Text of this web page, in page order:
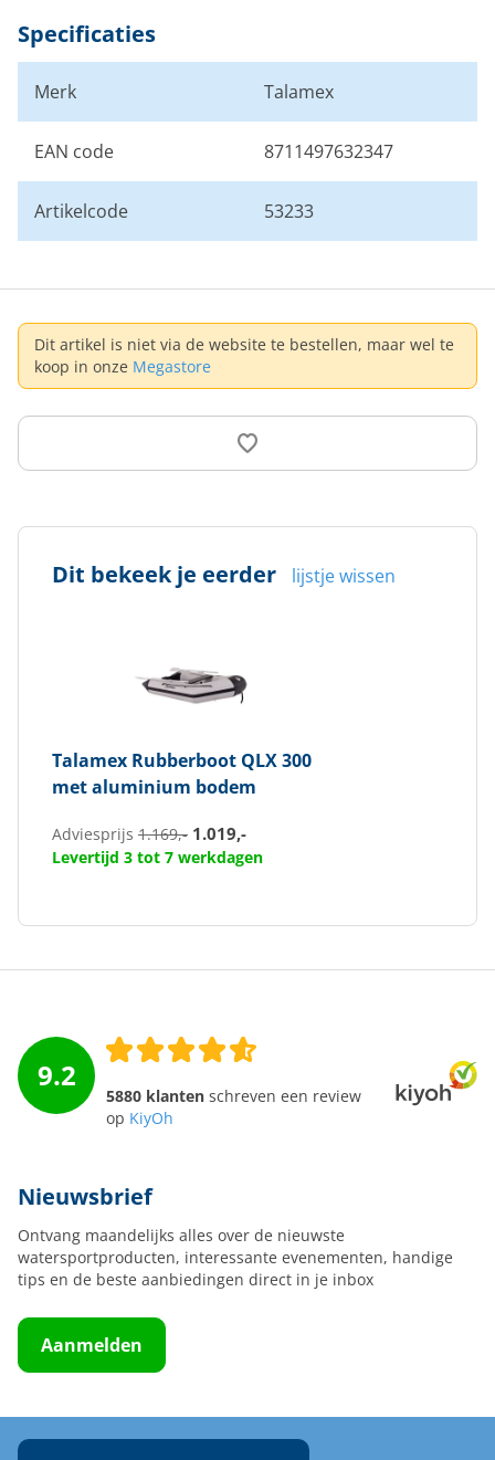
Specificaties
Merk Talamex
EAN code 8711497632347
Artikelcode 53233
Dit artikel is niet via de website te bestellen, maar wel te
koop in onze Megastore
Dit bekeek je eerder lijstje wissen
Talamex Rubberboot QLX 300
met aluminium bodem
Adviesprijs 1.169,- 1.019,-
Levertijd 3 tot 7 werkdagen
9.2
5880 klanten schreven een review
op KiyOh
Nieuwsbrief
Ontvang maandelijks alles over de nieuwste
watersportproducten, interessante evenementen, handige
tips en de beste aanbiedingen direct in je inbox
Aanmelden